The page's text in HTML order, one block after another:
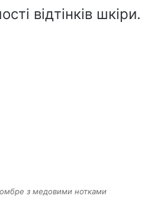
відтінків шкіри.
з медовими нотками